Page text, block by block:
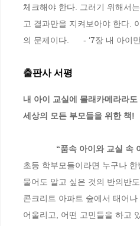
체크해야 한다. 그러기 위해서
고 결과만을 지켜보아야 한다.
의 문제이다.      - ‘7장 내 아이
출판사 서평
내 아이 교실에 몰래카메라라
세상의 모든 부모들을 위한 책!
“품속 아
초등 학부모들이라면 누구나
물어도 알고 싶은 것의 반의반
콘크리트 아파트 숲에서 태어
어울리고, 어떤 고민들을 하고